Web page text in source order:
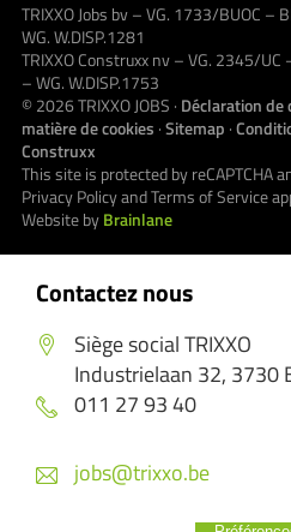
Contactez nous
Siège social TRIXXO
Industrielaan 32, 3730
011 27 93 40
jobs@trixxo.be
TRIXXO Jobs bv – VG. 1733/BUOC
WG. W.DISP.1281
TRIXXO Construxx nv – VG. 2345/
– WG. W.DISP.1753
© 2026TRIXXO JOBS · Déclaration
matière de cookies ·Sitemap ·
Construxx
This site is protected by reCAPTCHA
Privacy PolicyandTerms of Service
Website byBrainlane